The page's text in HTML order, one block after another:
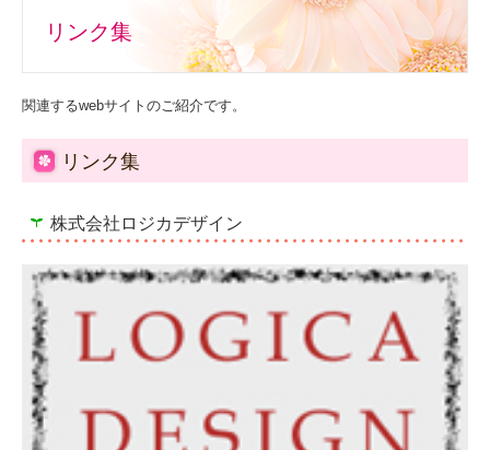
施設、設備など
リンク集
関連するwebサイトのご紹介です。
リンク集
株式会社ロジカデザイン